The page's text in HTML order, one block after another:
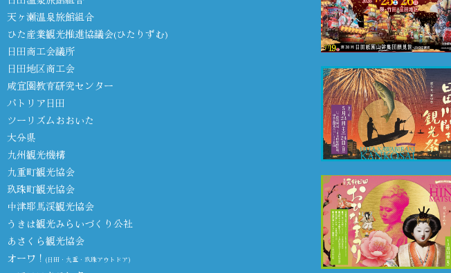
天ヶ瀬温泉旅館組合
ひた産業観光推進協議会(ひたりずむ)
日田商工会議所
日田地区商工会
咸宜園教育研究センター
パトリア日田
ツーリズムおおいた
大分県
九州観光機構
九重町観光協会
玖珠町観光協会
中津耶馬渓観光協会
うきは観光みらいづくり公社
あさくら観光協会
オーワ！ (日田・九重・玖珠アウトドア)